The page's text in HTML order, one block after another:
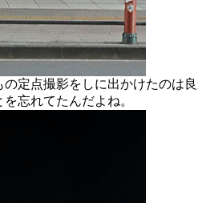
定点撮影をしに出かけたのは
忘れてたんだよね。